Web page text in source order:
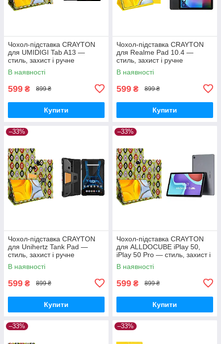
Чохол-підставка CRAYTON
для UMIDIGI Tab A13 —
стиль, захист і ручне
збирання, колір Камні
В наявності
599 ₴ 899 ₴
Купити
Чохол-підставка CRAYTON
для Realme Pad 10.4 —
стиль, захист і ручне
збирання, колір Жовтий
В наявності
599 ₴ 899 ₴
Купити
–33%
Чохол-підставка CRAYTON
для Unihertz Tank Pad —
стиль, захист і ручне
збирання, колір Камні
В наявності
599 ₴ 899 ₴
Купити
–33%
Чохол-підставка CRAYTON
для ALLDOCUBE iPlay 50,
iPlay 50 Pro — стиль, захист і
ручне збирання, колір Камні
В наявності
599 ₴ 899 ₴
Купити
–33% –33%